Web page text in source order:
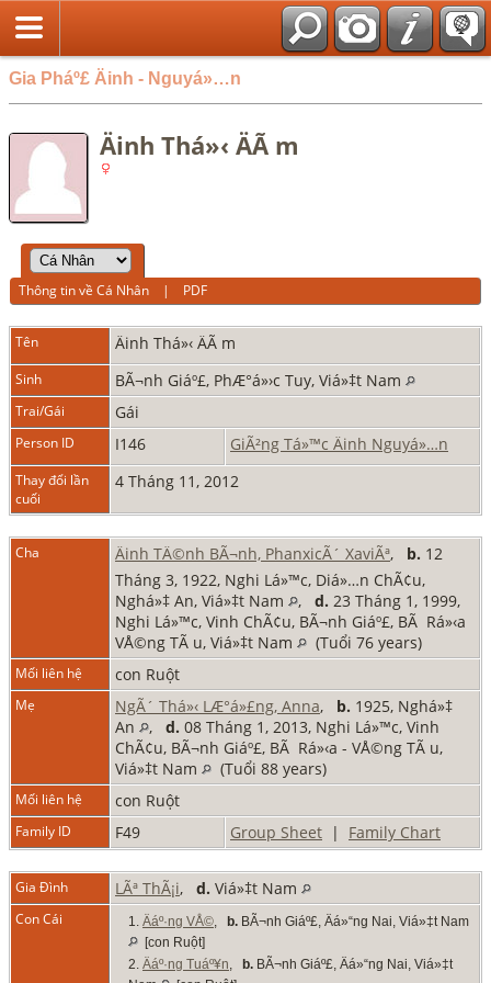
Gia Pháº£ Äinh - Nguyá»…n
Äinh Thá»‹ ÄÃ m
Thông tin về Cá Nhân | PDF
Tên Äinh Thá»‹ ÄÃ m
Sinh BÃ¬nh Giáº£, PhÆ°á»›c Tuy, Viá»‡t Nam
Trai/Gái Gái
Person ID I146 GiÃ²ng Tá»™c Äinh Nguyá»…n
Thay đổi lần
cuối
4 Tháng 11, 2012
Cha Äinh TÄ©nh BÃ¬nh, PhanxicÃ´ XaviÃª, b. 12
Tháng 3, 1922, Nghi Lá»™c, Diá»…n ChÃ¢u,
Nghá»‡ An, Viá»‡t Nam
, d. 23 Tháng 1, 1999,
Nghi Lá»™c, Vinh ChÃ¢u, BÃ¬nh Giáº£, BÃ Rá»‹a
VÅ©ng TÃ u, Viá»‡t Nam
(Tuổi 76 years)
Mối liên hệ con Ruột
Mẹ NgÃ´ Thá»‹ LÆ°á»£ng, Anna, b. 1925, Nghá»‡
An
, d. 08 Tháng 1, 2013, Nghi Lá»™c, Vinh
ChÃ¢u, BÃ¬nh Giáº£, BÃ Rá»‹a - VÅ©ng TÃ u,
Viá»‡t Nam
(Tuổi 88 years)
Mối liên hệ con Ruột
Family ID F49 Group Sheet | Family Chart
Gia Đình LÃª ThÃ¡i, d. Viá»‡t Nam
Con Cái 1. Äáº·ng VÅ©, b. BÃ¬nh Giáº£, Äá»“ng Nai, Viá»‡t Nam
[con Ruột]
2. Äáº·ng Tuáº¥n, b. BÃ¬nh Giáº£, Äá»“ng Nai, Viá»‡t